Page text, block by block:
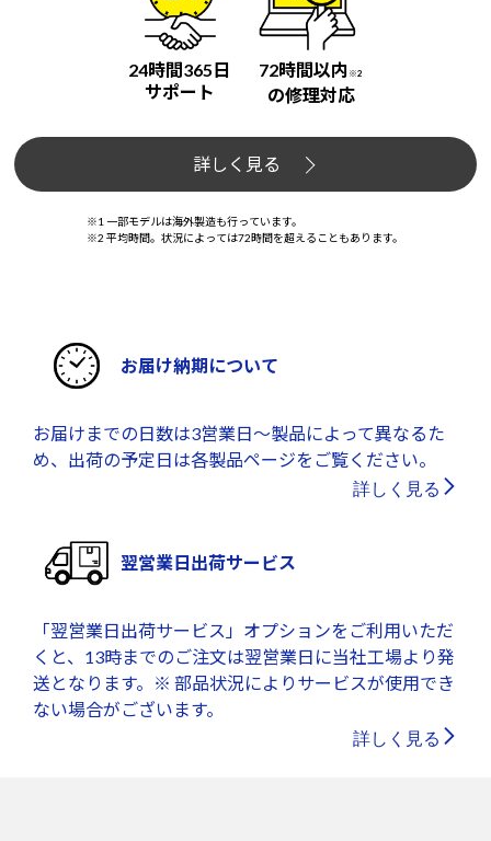
24時間365日
サポート
72時間以内 ※2
の修理対応
詳しく見る
※1 一部モデルは海外製造も行っています。
※2 平均時間。状況によっては72時間を超えることもあります。
お届け納期について
お届けまでの日数は3営業日～製品によって異なるた
め、出荷の予定日は各製品ページをご覧ください。
詳しく見る
翌営業日出荷サービス
「翌営業日出荷サービス」オプションをご利用いただ
くと、13時までのご注文は翌営業日に当社工場より発
送となります。※ 部品状況によりサービスが使用でき
ない場合がございます。
詳しく見る